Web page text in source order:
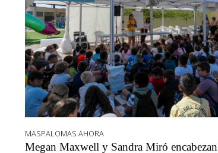
MASPALOMAS AHORA
Megan Maxwell y Sandra Miró